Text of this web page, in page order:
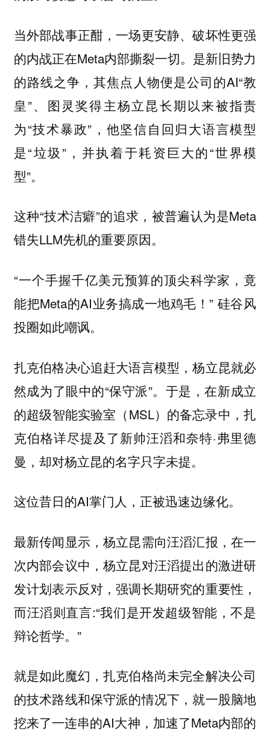
当外部战事正酣，一场更安静、破坏性更强
的内战正在Meta内部撕裂一切。是新旧势力
的路线之争，其焦点人物便是公司的AI“教
皇”、图灵奖得主杨立昆长期以来被指责
为“技术暴政”，他坚信自回归大语言模型
是“垃圾”，并执着于耗资巨大的“世界模
型”。
这种“技术洁癖”的追求，被普遍认为是Meta
错失LLM先机的重要原因。
“一个手握千亿美元预算的顶尖科学家，竟
能把Meta的AI业务搞成一地鸡毛！” 硅谷风
投圈如此嘲讽。
扎克伯格决心追赶大语言模型，杨立昆就必
然成为了眼中的“保守派”。于是，在新成立
的超级智能实验室（MSL）的备忘录中，扎
克伯格详尽提及了新帅汪滔和奈特·弗里德
曼，却对杨立昆的名字只字未提。
这位昔日的AI掌门人，正被迅速边缘化。
最新传闻显示，杨立昆需向汪滔汇报，在一
次内部会议中，杨立昆对汪滔提出的激进研
发计划表示反对，强调长期研究的重要性，
而汪滔则直言:“我们是开发超级智能，不是
辩论哲学。”
就是如此魔幻，扎克伯格尚未完全解决公司
的技术路线和保守派的情况下，就一股脑地
挖来了一连串的AI大神，加速了Meta内部的